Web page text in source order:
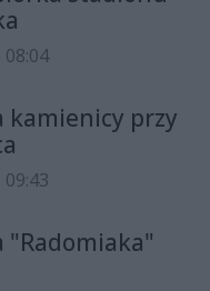
08:04
kamienicy przy
09:43
"Radomiaka"